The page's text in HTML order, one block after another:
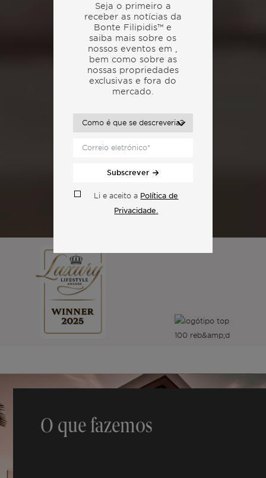
O que fazemos
Seja o primeiro a
receber as notícias da
Bonte Filipidis™ e
saiba mais sobre os
nossos eventos em
bem como sobre as
nossas propriedades
exclusivas e fora do
mercado.
Subscrever
Li e aceito a Política de
Privacidade.